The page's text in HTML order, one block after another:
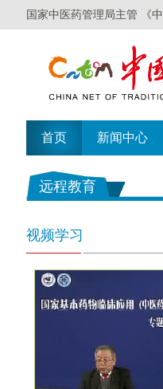
国家中医药管理局主管 《
首页 新闻中心
远程教育
视频学习